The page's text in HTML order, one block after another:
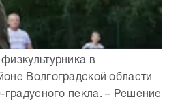
в
Волгоградской области
градусного пекла. – Решение